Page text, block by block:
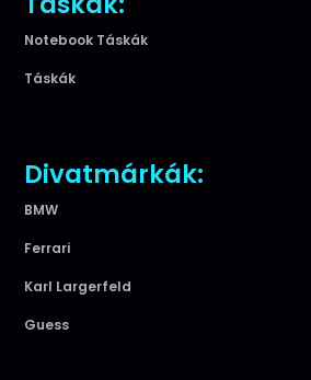
Notebook Táskák
Táskák
Divatmárkák:
BMW
Ferrari
Karl Largerfeld
Guess